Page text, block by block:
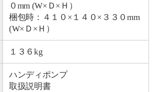
０mm (W×Ｄ×Ｈ）
梱包時：４１０×１４０×３３０mm
(W×Ｄ×Ｈ）
１３６kg
ハンディポンプ
取扱説明書